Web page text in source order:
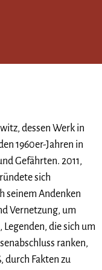
dessen Werk in
1960er-Jahren in
Gefährten. 2011,
sich
seinem Andenken
Vernetzung, um
die sich um
ranken,
durch Fakten zu